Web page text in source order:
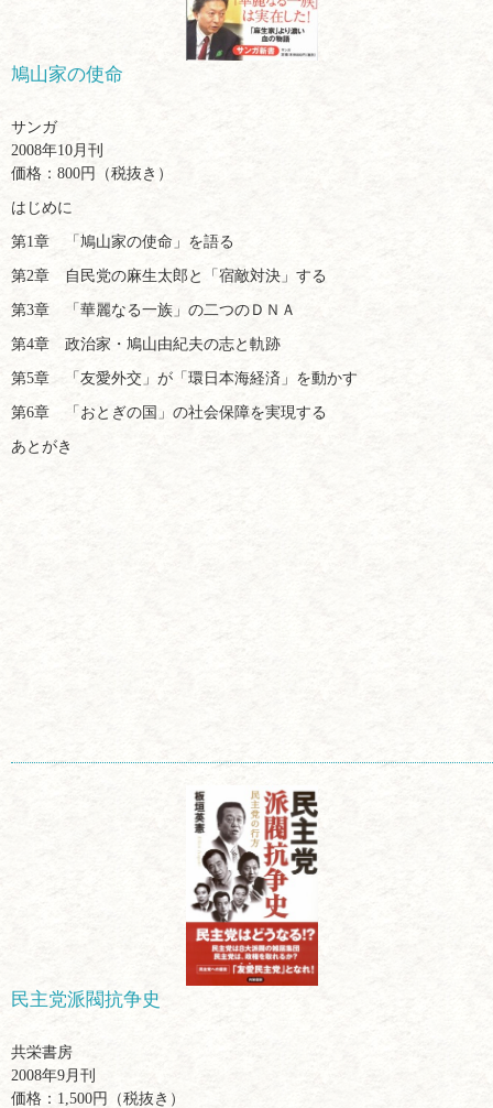
鳩山家の使命
サンガ
2008年10月刊
価格：800円（税抜き）
はじめに
第1章 「鳩山家の使命」を語る
第2章 自民党の麻生太郎と「宿敵対決」する
第3章 「華麗なる一族」の二つのＤＮＡ
第4章 政治家・鳩山由紀夫の志と軌跡
第5章 「友愛外交」が「環日本海経済」を動かす
第6章 「おとぎの国」の社会保障を実現する
あとがき
民主党派閥抗争史
共栄書房
2008年9月刊
価格：1,500円（税抜き）